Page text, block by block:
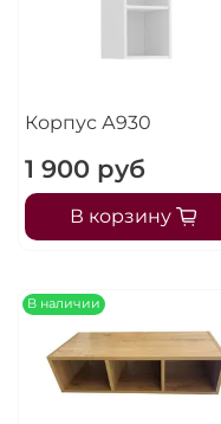
Корпус А930
1 900 руб
В корзину
В наличии